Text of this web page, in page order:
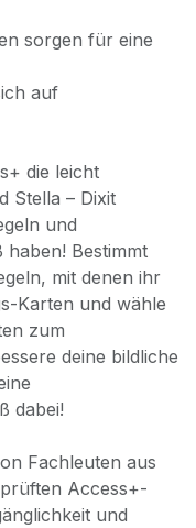
sorgen für eine
auf
die leicht
Stella – Dixit
und
haben! Bestimmt
mit denen ihr
Karten und wähle
zum
deine bildliche
dabei!
Fachleuten aus
Access+-
und